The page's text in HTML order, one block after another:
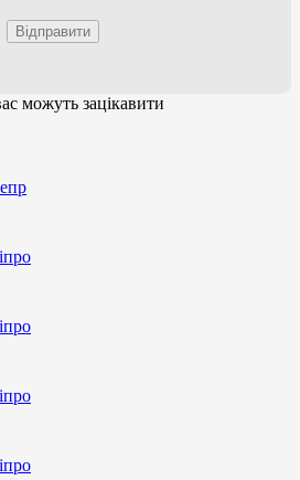
можуть зацікавити